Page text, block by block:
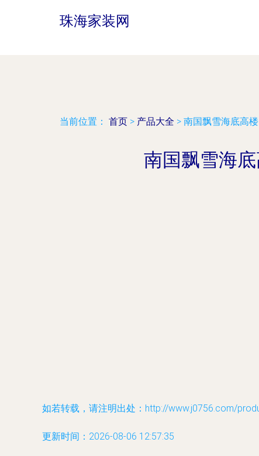
珠海家装网
当前位置： 首页 > 产品大全 > 南国飘雪海底高
南国飘雪海
如若转载，请注明出处：http://www.j0756.com/
更新时间：2026-08-06 12:57:35